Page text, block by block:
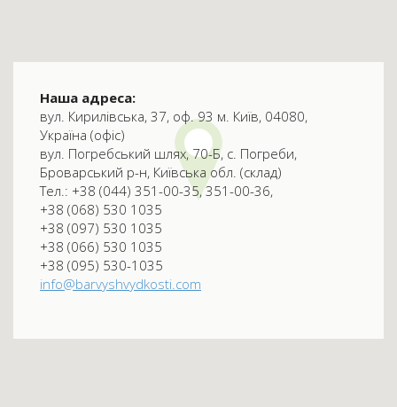
Наша адреса:
вул. Кирилівська, 37, оф. 93 м. Київ, 04080,
Україна (офіс)
вул. Погребський шлях, 70-Б, с. Погреби,
Броварський р-н, Київська обл. (склад)
Тел.: +38 (044) 351-00-35, 351-00-36,
+38 (068) 530 1035
+38 (097) 530 1035
+38 (066) 530 1035
+38 (095) 530-1035
info@barvyshvydkosti.com